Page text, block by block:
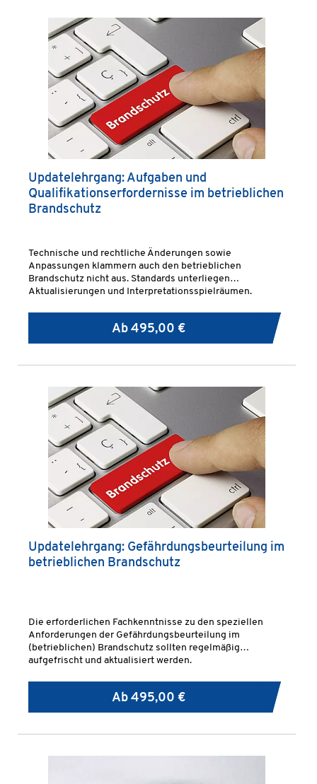
Updatelehrgang: Aufgaben und
Qualifikationserfordernisse im betrieblichen
Brandschutz
Technische und rechtliche Änderungen sowie
Anpassungen klammern auch den betrieblichen
Brandschutz nicht aus. Standards unterliegen
Aktualisierungen und Interpretationsspielräumen.
Ab 495,00 €
Updatelehrgang: Gefährdungsbeurteilung im
betrieblichen Brandschutz
Die erforderlichen Fachkenntnisse zu den speziellen
Anforderungen der Gefährdungsbeurteilung im
(betrieblichen) Brandschutz sollten regelmäßig
aufgefrischt und aktualisiert werden.
Ab 495,00 €